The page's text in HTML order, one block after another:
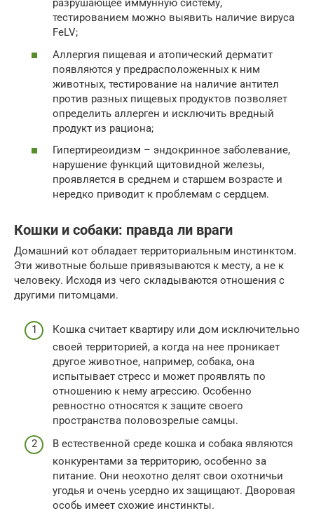
разрушающее иммунную систему,
тестированием можно выявить наличие вируса
FeLV;
Аллергия пищевая и атопический дерматит
появляются у предрасположенных к ним
животных, тестирование на наличие антител
против разных пищевых продуктов позволяет
определить аллерген и исключить вредный
продукт из рациона;
Гипертиреоидизм – эндокринное заболевание,
нарушение функций щитовидной железы,
проявляется в среднем и старшем возрасте и
нередко приводит к проблемам с сердцем.
Кошки и собаки: правда ли враги
Домашний кот обладает территориальным инстинктом.
Эти животные больше привязываются к месту, а не к
человеку. Исходя из чего складываются отношения с
другими питомцами.
Кошка считает квартиру или дом исключительно
своей территорией, а когда на нее проникает
другое животное, например, собака, она
испытывает стресс и может проявлять по
отношению к нему агрессию. Особенно
ревностно относятся к защите своего
пространства половозрелые самцы.
В естественной среде кошка и собака являются
конкурентами за территорию, особенно за
питание. Они неохотно делят свои охотничьи
угодья и очень усердно их защищают. Дворовая
особь имеет схожие инстинкты.